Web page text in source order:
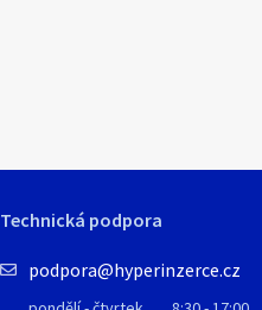
1Technická podpora
podpora@hyperinzerce.cz